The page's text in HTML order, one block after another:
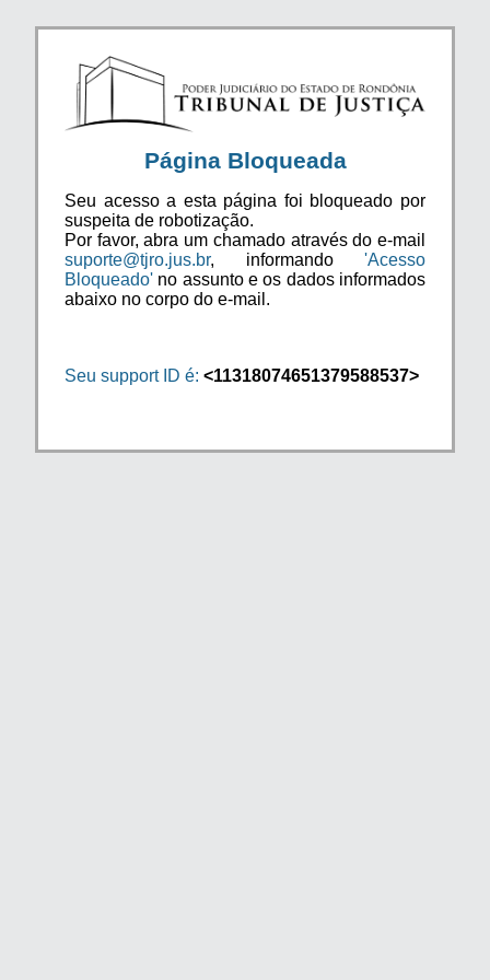
Página Bloqueada
Seu acesso a esta página foi bloqueado por
suspeita de robotização.
Por favor, abra um chamado através do e-mail
suporte@tjro.jus.br, informando 'Acesso
Bloqueado' no assunto e os dados informados
abaixo no corpo do e-mail.
Seu support ID é: <11318074651379588537>